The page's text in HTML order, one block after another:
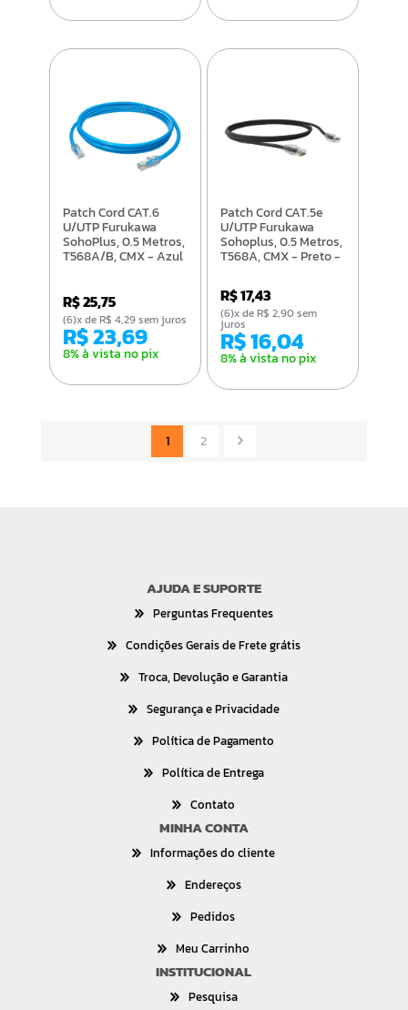
Patch Cord CAT.6
U/UTP Furukawa
SohoPlus, 0.5 Metros,
T568A/B, CMX - Azul
R$ 25,75
R$ 23,69
8% à vista no pix
(6)x de R$ 4,29 sem juros
Patch Cord CAT.5e
U/UTP Furukawa
Sohoplus, 0.5 Metros,
T568A, CMX - Preto -
R$ 17,43
R$ 16,04
8% à vista no pix
(6)x de R$ 2,90 sem
juros
1 2
AJUDA E SUPORTE
Perguntas Frequentes
Condições Gerais de Frete grátis
Troca, Devolução e Garantia
Segurança e Privacidade
Política de Pagamento
Política de Entrega
Contato
MINHA CONTA
Informações do cliente
Endereços
Pedidos
Meu Carrinho
INSTITUCIONAL
Pesquisa